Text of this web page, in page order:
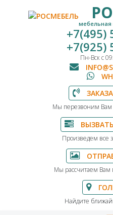
мебельная
+7(495)
+7(925)
Пн-Вск с
Мы перезвоним
Произведем все
Мы рассчитаем
Найдите